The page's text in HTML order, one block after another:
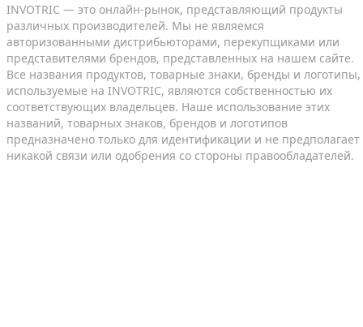
INVOTRIC — это онлайн-рынок, представляющий продукты
различных производителей. Мы не являемся
авторизованными дистрибьюторами, перекупщиками или
представителями брендов, представленных на нашем сайте.
Все названия продуктов, товарные знаки, бренды и логотипы,
используемые на INVOTRIC, являются собственностью их
соответствующих владельцев. Наше использование этих
названий, товарных знаков, брендов и логотипов
предназначено только для идентификации и не предполагает
никакой связи или одобрения со стороны правообладателей.